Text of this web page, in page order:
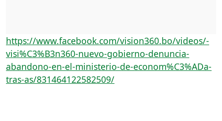
https://www.facebook.com/vision360.bo/videos/-
visi%C3%B3n360-nuevo-gobierno-denuncia-
abandono-en-el-ministerio-de-econom%C3%ADa-
tras-as/831464122582509/